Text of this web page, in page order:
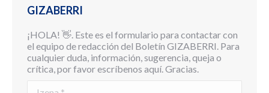
GIZABERRI
¡HOLA! 👋. Este es el formulario para contactar con
el equipo de redacción del Boletín GIZABERRI. Para
cualquier duda, información, sugerencia, queja o
crítica, por favor escríbenos aquí. Gracias.